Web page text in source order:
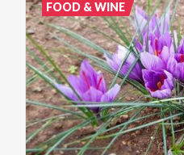
FOOD & WINE